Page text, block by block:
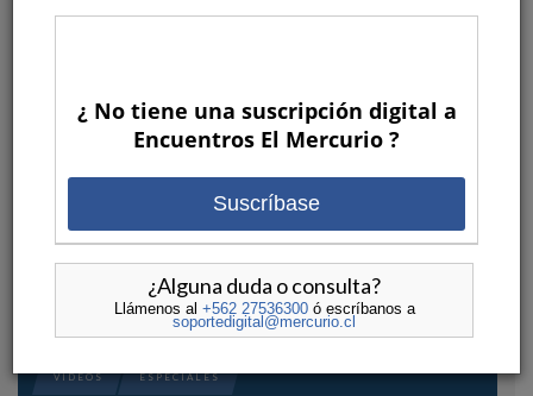
VIDEOS
Cristian Donoso Christie: Los
descubrimientos de un explorador del
siglo XX...
ESPECIALES
VIDEOS
¿ No tiene una suscripción digital a
Encuentros El Mercurio ?
Suscríbase
¿Alguna duda o consulta?
Llámenos al +562 27536300ó escríbanos a
soportedigital@mercurio.cl